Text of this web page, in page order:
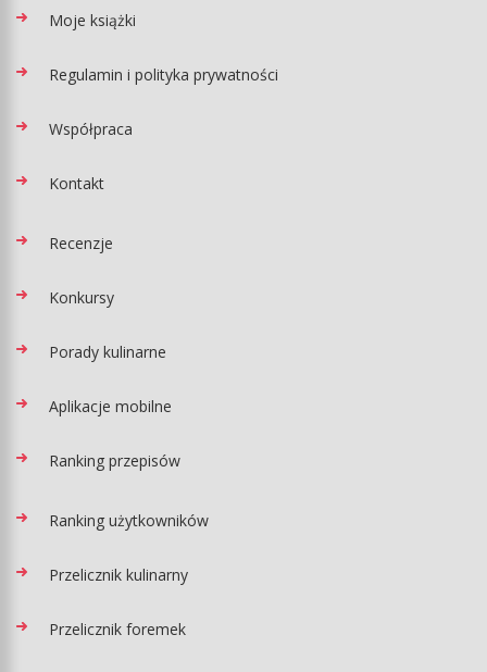
Moje książki
Regulamin i polityka prywatności
Współpraca
Kontakt
Recenzje
Konkursy
Porady kulinarne
Aplikacje mobilne
Ranking przepisów
Ranking użytkowników
Przelicznik kulinarny
Przelicznik foremek